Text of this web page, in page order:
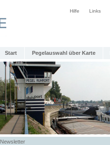
Hilfe Links
Start Pegelauswahl über Karte
Newsletter